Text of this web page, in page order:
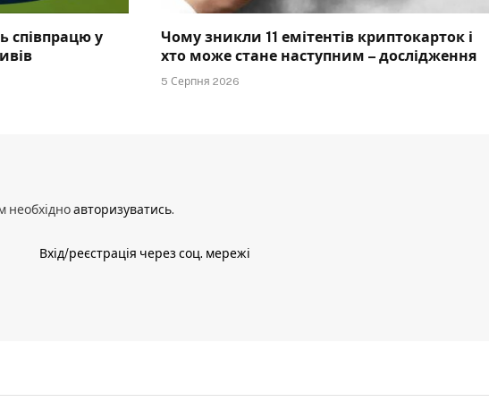
співпрацю у
Чому зникли 11 емітентів криптокарток і
хто може стане наступним – дослідження
5 Серпня 2026
необхідноавторизуватись.
Вхід/реєстрація через соц. мережі